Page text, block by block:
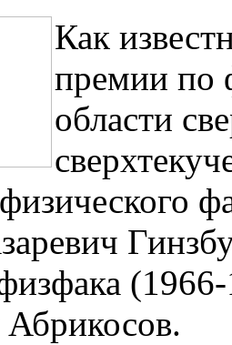
Как
премии по
области
Абрикосов.